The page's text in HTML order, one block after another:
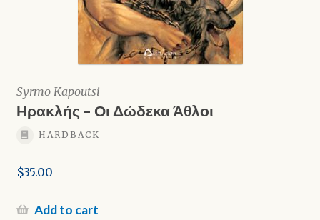
Syrmo Kapoutsi
Ηρακλής – Οι Δώδεκα Άθλοι
HARDBACK
$35.00
Add to cart